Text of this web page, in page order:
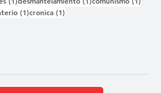
(1)1 entrada
cronica (1)